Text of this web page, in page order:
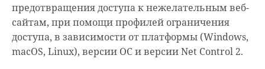
предотвращения доступа к нежелательным веб-
сайтам, при помощи профилей ограничения
доступа, в зависимости от платформы (Windows,
macOS, Linux), версии ОС и версии Net Control 2.